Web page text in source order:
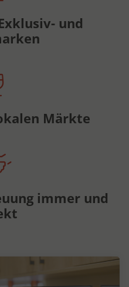
und
Märkte
immer und